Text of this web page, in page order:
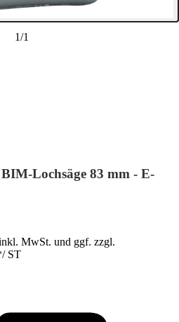
1/1
Lochsäge 83 mm - E-
MwSt. und ggf. zzgl.
/ ST